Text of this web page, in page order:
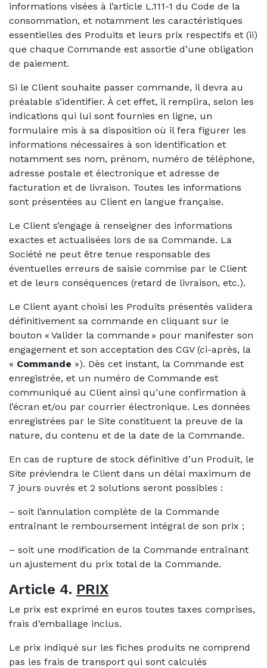
informations visées à l’article L.111-1 du Code de la
consommation, et notamment les caractéristiques
essentielles des Produits et leurs prix respectifs et (ii)
que chaque Commande est assortie d’une obligation
de paiement.
Si le Client souhaite passer commande, il devra au
préalable s’identifier. À cet effet, il remplira, selon les
indications qui lui sont fournies en ligne, un
formulaire mis à sa disposition où il fera figurer les
informations nécessaires à son identification et
notamment ses nom, prénom, numéro de téléphone,
adresse postale et électronique et adresse de
facturation et de livraison. Toutes les informations
sont présentées au Client en langue française.
Le Client s’engage à renseigner des informations
exactes et actualisées lors de sa Commande. La
Société ne peut être tenue responsable des
éventuelles erreurs de saisie commise par le Client
et de leurs conséquences (retard de livraison, etc.).
Le Client ayant choisi les Produits présentés validera
définitivement sa commande en cliquant sur le
bouton « Valider la commande » pour manifester son
engagement et son acceptation des CGV (ci-après, la
« Commande »). Dès cet instant, la Commande est
enregistrée, et un numéro de Commande est
communiqué au Client ainsi qu’une confirmation à
l’écran et/ou par courrier électronique. Les données
enregistrées par le Site constituent la preuve de la
nature, du contenu et de la date de la Commande.
En cas de rupture de stock définitive d’un Produit, le
Site préviendra le Client dans un délai maximum de
7 jours ouvrés et 2 solutions seront possibles :
– soit l’annulation complète de la Commande
entraînant le remboursement intégral de son prix ;
– soit une modification de la Commande entraînant
un ajustement du prix total de la Commande.
Article 4. PRIX
Le prix est exprimé en euros toutes taxes comprises,
frais d’emballage inclus.
Le prix indiqué sur les fiches produits ne comprend
pas les frais de transport qui sont calculés